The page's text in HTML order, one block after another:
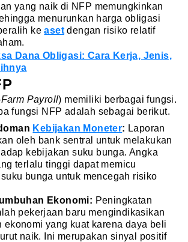
yang naik di NFP memungkinkan
menurunkan harga obligasi
keaset dengan risiko relatif
Dana Obligasi: Cara Kerja, Jenis,
Payroll) memiliki berbagai fungsi.
fungsi NFP adalah sebagai berikut.
Kebijakan Moneter: Laporan
oleh bank sentral untuk melakukan
kebijakan suku bunga. Angka
terlalu tinggi dapat memicu
bunga untuk mencegah risiko
Ekonomi: Peningkatan
pekerjaan baru mengindikasikan
ekonomi yang kuat karena daya beli
naik. Ini merupakan sinyal positif